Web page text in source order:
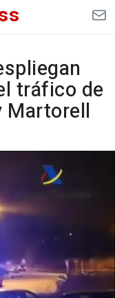
tráfico de
Martorell